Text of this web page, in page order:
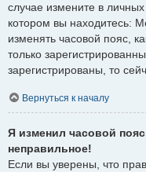
случае измените в
котором вы находитесь:
изменять часовой пояс,
только
зарегистрированы, то
Вернуться к началу
Я изменил часовой
неправильное!
Если вы уверены, что